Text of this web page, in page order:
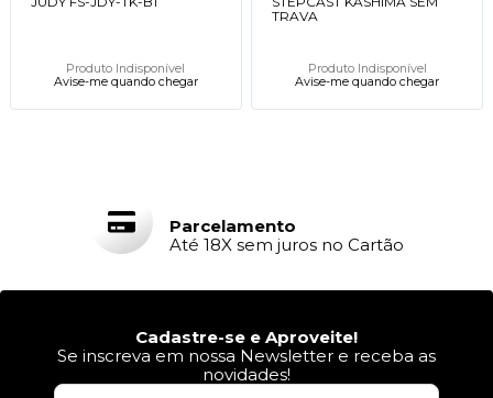
Produto Indisponível
Avise-me quando chegar
TRAVA
Produto Indisponível
Avise-me quando chegar
Parcelamento
Até 18X sem juros no Cartão
Cadastre-se e Aproveite!
Se inscreva em nossa Newsletter e receba as
novidades!